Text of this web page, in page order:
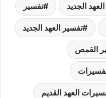
الجديد تفسير
تفسير العهد الجديد
القمص
العهد القديم